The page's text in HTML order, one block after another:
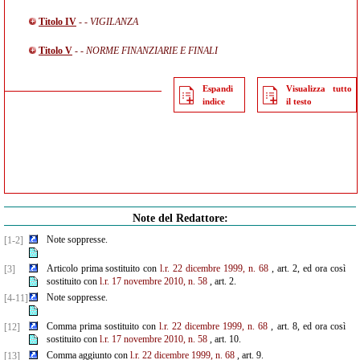
Titolo IV - - VIGILANZA
Titolo V - - NORME FINANZIARIE E FINALI
Espandi
indice
Visualizza tutto
il testo
Note del Redattore:
[1-2] Note soppresse.
[3] Articolo prima sostituito conl.r. 22 dicembre 1999, n. 68 , art. 2, ed ora così
sostituito con l.r. 17 novembre 2010, n. 58, art. 2.
[4-11]
Note soppresse.
[12] Comma prima sostituito con l.r. 22 dicembre 1999, n. 68 , art. 8, ed ora così
sostituito con l.r. 17 novembre 2010, n. 58, art. 10.
[13]
Comma aggiunto con l.r. 22 dicembre 1999, n. 68, art. 9.